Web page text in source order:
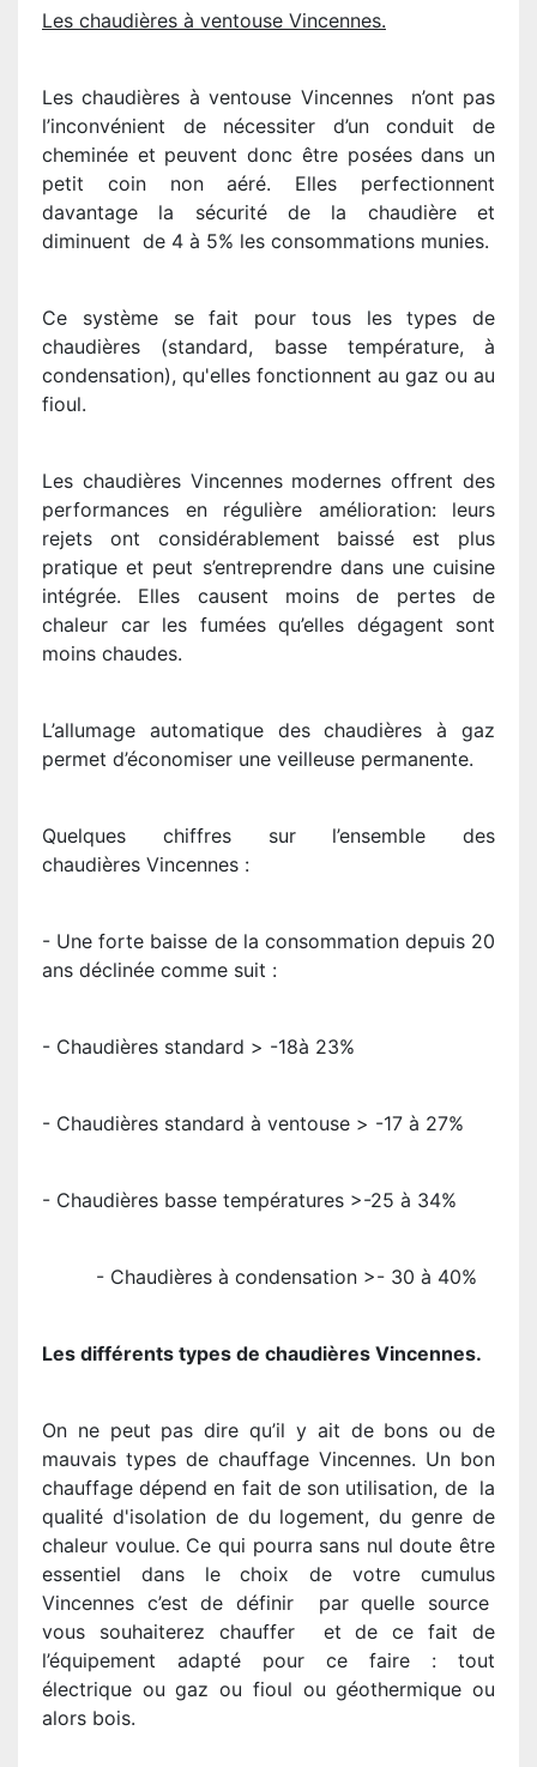
Les chaudières à ventouse Vincennes.
Les chaudières à ventouse Vincennes n’ont pas
l’inconvénient de nécessiter d’un conduit de
cheminée et peuvent donc être posées dans un
petit coin non aéré. Elles perfectionnent
davantage la sécurité de la chaudière et
diminuent de 4 à 5% les consommations munies.
Ce système se fait pour tous les types de
chaudières (standard, basse température, à
condensation), qu'elles fonctionnent au gaz ou au
fioul.
Les chaudières Vincennes modernes offrent des
performances en régulière amélioration: leurs
rejets ont considérablement baissé est plus
pratique et peut s’entreprendre dans une cuisine
intégrée. Elles causent moins de pertes de
chaleur car les fumées qu’elles dégagent sont
moins chaudes.
L’allumage automatique des chaudières à gaz
permet d’économiser une veilleuse permanente.
Quelques chiffres sur l’ensemble des
chaudières Vincennes :
- Une forte baisse de la consommation depuis 20
ans déclinée comme suit :
- Chaudières standard > -18à 23%
- Chaudières standard à ventouse > -17 à 27%
- Chaudières basse températures >-25 à 34%
- Chaudières à condensation >- 30 à 40%
Les différents types de chaudières Vincennes.
On ne peut pas dire qu’il y ait de bons ou de
mauvais types de chauffage Vincennes. Un bon
chauffage dépend en fait de son utilisation, de la
qualité d'isolation de du logement, du genre de
chaleur voulue. Ce qui pourra sans nul doute être
essentiel dans le choix de votre cumulus
Vincennes c’est de définir par quelle source
vous souhaiterez chauffer et de ce fait de
l’équipement adapté pour ce faire : tout
électrique ou gaz ou fioul ou géothermique ou
alors bois.